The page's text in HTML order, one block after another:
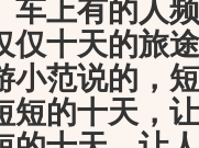
车上有的人
仅十天的旅
小范说的，
短的十天，